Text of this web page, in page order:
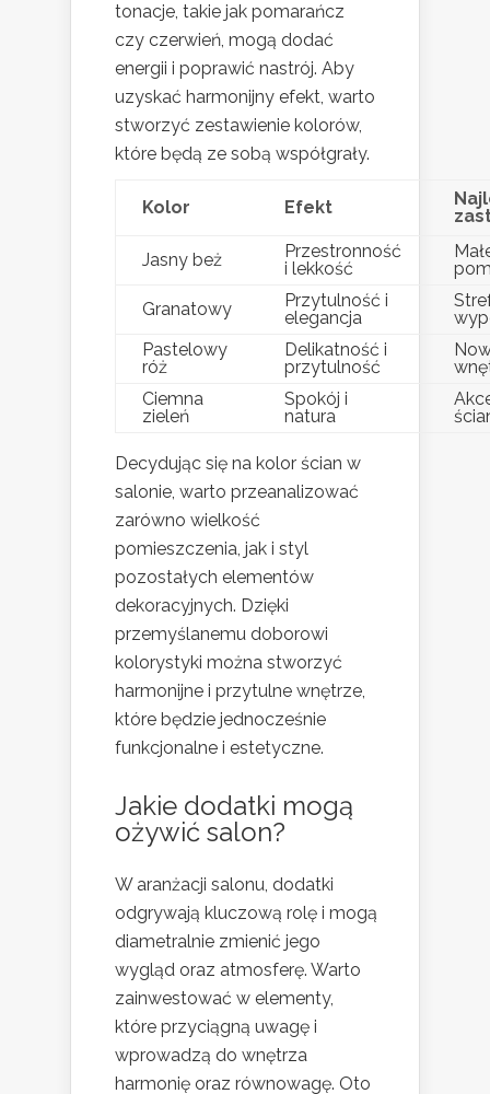
tonacje, takie jak pomarańcz
czy czerwień, mogą dodać
energii i poprawić nastrój. Aby
uzyskać harmonijny efekt, warto
stworzyć zestawienie kolorów,
które będą ze sobą współgrały.
Kolor Efekt
Jasny beż
Przestronność
i lekkość
Granatowy
Przytulność i
elegancja
Pastelowy
róż
Delikatność i
przytulność
Ciemna
zieleń
Spokój i
natura
Decydując się na kolor ścian w
salonie, warto przeanalizować
zarówno wielkość
pomieszczenia, jak i styl
pozostałych elementów
dekoracyjnych. Dzięki
przemyślanemu doborowi
kolorystyki można stworzyć
harmonijne i przytulne wnętrze,
które będzie jednocześnie
funkcjonalne i estetyczne.
Jakie dodatki mogą
ożywić salon?
W aranżacji salonu, dodatki
odgrywają kluczową rolę i mogą
diametralnie zmienić jego
wygląd oraz atmosferę. Warto
zainwestować w elementy,
które przyciągną uwagę i
wprowadzą do wnętrza
harmonię oraz równowagę. Oto